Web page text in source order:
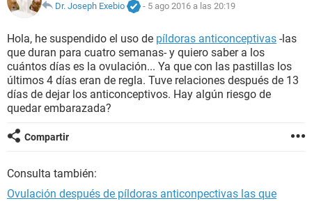
SEXUALIDAD
GLOSARIO
Dr. Joseph Exebio
- 5 ago 2016 a las 20:19
Hola, he suspendido el uso de píldoras anticonceptivas -las
que duran para cuatro semanas- y quiero saber a los
cuántos días es la ovulación... Ya que con las pastillas los
últimos 4 días eran de regla. Tuve relaciones después de 13
días de dejar los anticonceptivos. Hay algún riesgo de
quedar embarazada?
Compartir
Consulta también:
Ovulación después de píldoras anticonpectivas las que